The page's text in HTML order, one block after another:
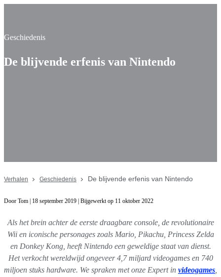
Geschiedenis
De blijvende erfenis van Nintendo
Verhalen Geschiedenis De blijvende erfenis van Nintendo
Door Tom | 18 september 2019 | Bijgewerkt op 11 oktober 2022
Als het brein achter de eerste draagbare console, de revolutionaire
Wii en iconische personages zoals Mario, Pikachu, Princess Zelda
en Donkey Kong, heeft Nintendo een geweldige staat van dienst.
Het verkocht wereldwijd ongeveer 4,7 miljard videogames en 740
miljoen stuks hardware. We spraken met onze Expert in videogames